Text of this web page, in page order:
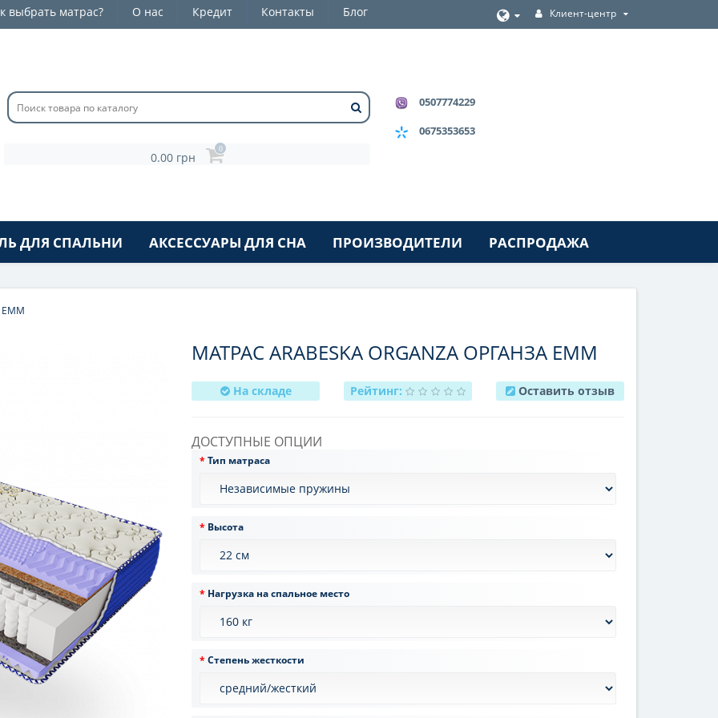
выбрать матрас? О нас Кредит Контакты Блог Клиент-центр
0.00 грн
0
0507774229
0675353653
ДЛЯ СПАЛЬНИ АКСЕССУАРЫ ДЛЯ СНА ПРОИЗВОДИТЕЛИ РАСПРОДАЖА
ЕММ
МАТРАС ARABESKA ORGANZA ОРГАНЗА ЕММ
На складе Рейтинг: Оставить отзыв
ДОСТУПНЫЕ ОПЦИИ
Тип матраса
Высота
Нагрузка на спальное место
Степень жесткости